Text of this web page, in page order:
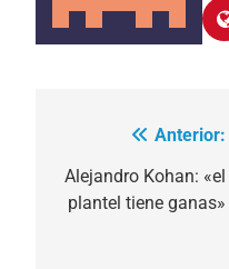
Navegación
de
entradas
Anterior:
Alejandro Kohan: «el
plantel tiene ganas»